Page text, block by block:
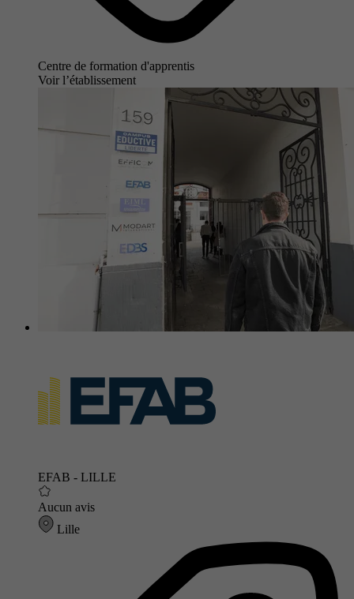
Centre de formation d'apprentis
Voir l’établissement
EFAB - LILLE
Aucun avis
Lille